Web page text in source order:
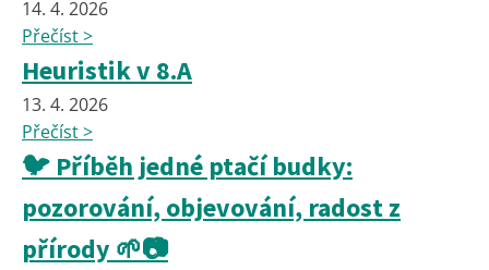
14. 4. 2026
Přečíst >
Heuristik v 8.A
13. 4. 2026
Přečíst >
🐦 Příběh jedné ptačí budky:
pozorování, objevování, radost z
přírody 🌱📷